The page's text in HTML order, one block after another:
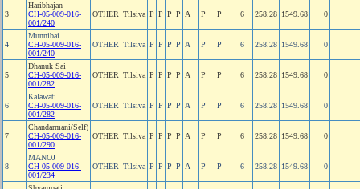
3
Haribhajan
CH-05-009-016-
001/240
OTHER Tilsiva P P P P A P P 6 258.28 1549.68 0
4
Munnibai
CH-05-009-016-
001/240
OTHER Tilsiva P P P P A P P 6 258.28 1549.68 0
5
Dhanuk Sai
CH-05-009-016-
001/282
OTHER Tilsiva P P P P A P P 6 258.28 1549.68 0
6
Kalawati
CH-05-009-016-
001/282
OTHER Tilsiva P P P P A P P 6 258.28 1549.68 0
7
Chandarmani(Self)
CH-05-009-016-
001/290
OTHER Tilsiva P P P P A P P 6 258.28 1549.68 0
8
MANOJ
CH-05-009-016-
001/234
OTHER Tilsiva P P P P A P P 6 258.28 1549.68 0